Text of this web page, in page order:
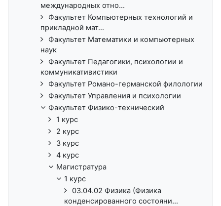
международных отно...
Факультет Компьютерных технологий и
прикладной мат...
Факультет Математики и компьютерных
наук
Факультет Педагогики, психологии и
коммуникативистики
Факультет Романо-германской филологии
Факультет Управления и психологии
Факультет Физико-технический
1 курс
2 курс
3 курс
4 курс
Магистратура
1 курс
03.04.02 Физика (Физика
конденсированного состояни...